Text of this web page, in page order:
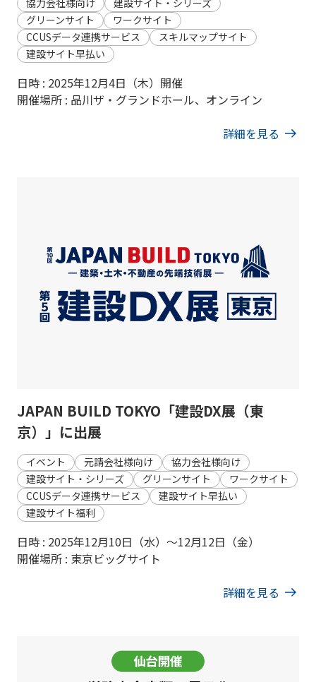
協力会社様向け
建設サイト・シリーズ
グリーンサイト
ワークサイト
CCUSデータ連携サービス
スキルマップサイト
建設サイト早払い
日時 : 2025年12月4日（木）開催
開催場所 : 品川ザ・グランドホール、オンライン
詳細を見る
JAPAN BUILD TOKYO「建設DX展（東
京）」に出展
イベント 元請会社様向け
協力会社様向け
建設サイト・シリーズ
グリーンサイト
ワークサイト
CCUSデータ連携サービス
建設サイト早払い
建設サイト福利
日時 : 2025年12月10日（水）～12月12日（金）
開催場所 : 東京ビッグサイト
詳細を見る